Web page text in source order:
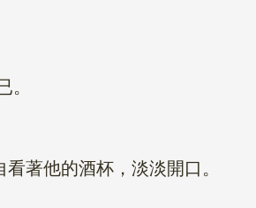
著他的酒杯，淡淡開口。